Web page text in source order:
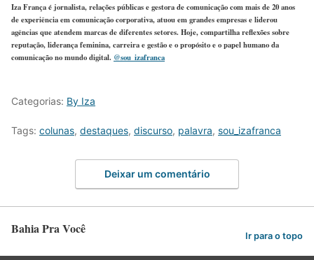
Iza França é jornalista, relações públicas e gestora de comunicação com mais de 20 anos
de experiência em comunicação corporativa, atuou em grandes empresas e liderou
agências que atendem marcas de diferentes setores. Hoje, compartilha reflexões sobre
reputação, liderança feminina, carreira e gestão e o propósito e o papel humano da
comunicação no mundo digital. @sou_izafranca
Categorias: By Iza
Tags: colunas, destaques, discurso, palavra, sou_izafranca
Deixar um comentário
Bahia Pra Você Ir para o topo